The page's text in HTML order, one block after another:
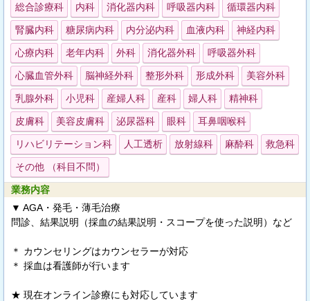
総合診療科
内科 消化器内科 呼吸器内科 循環器内科
腎臓内科 糖尿病内科 内分泌内科 血液内科 神経内科
心療内科 老年内科 外科 消化器外科 呼吸器外科
心臓血管外科 脳神経外科 整形外科 形成外科 美容外科
乳腺外科 小児科 産婦人科 産科 婦人科 精神科
皮膚科 美容皮膚科 泌尿器科 眼科 耳鼻咽喉科
リハビリテーション科 人工透析 放射線科 麻酔科 救急科
その他 （科目不問）
業務内容
▼ AGA・発毛・薄毛治療
問診、結果説明（採血の結果説明・スコープを使った説明）など
＊ カウンセリングはカウンセラーが対応
＊ 採血は看護師が行います
★ 現在オンライン診療にも対応しています